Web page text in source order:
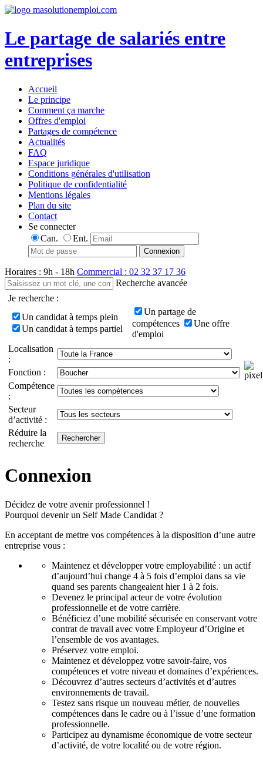
Le partage de salariés entre
entreprises
Accueil
Le principe
Comment ça marche
Offres d'emploi
Partages de compétence
Actualités
FAQ
Espace juridique
Conditions générales d'utilisation
Politique de confidentialité
Mentions légales
Plan du site
Contact
Se connecter
Can.
Ent.
Horaires : 9h - 18h Commercial : 02 32 37 17 36
Recherche avancée
Je recherche :
Un candidat à temps plein
Un candidat à temps partiel
Un partage de
compétences
Une offre
d'emploi
Localisation
:
Fonction :
Compétence
:
Secteur
d’activité :
Réduire la
recherche
Connexion
Décidez de votre avenir professionnel !
Pourquoi devenir un Self Made Candidat ?
En acceptant de mettre vos compétences à la disposition d’une autre
entreprise vous :
Maintenez et développer votre employabilité : un actif
d’aujourd’hui change 4 à 5 fois d’emploi dans sa vie
quand ses parents changeaient hier 1 à 2 fois.
Devenez le principal acteur de votre évolution
professionnelle et de votre carrière.
Bénéficiez d’une mobilité sécurisée en conservant votre
contrat de travail avec votre Employeur d’Origine et
l’ensemble de vos avantages.
Préservez votre emploi.
Maintenez et développez votre savoir-faire, vos
compétences et votre niveau et domaines d’expériences.
Découvrez d’autres secteurs d’activités et d’autres
environnements de travail.
Testez sans risque un nouveau métier, de nouvelles
compétences dans le cadre ou à l’issue d’une formation
professionnelle.
Participez au dynamisme économique de votre secteur
d’activité, de votre localité ou de votre région.